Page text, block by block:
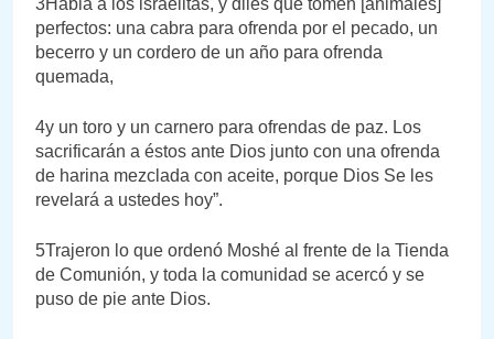
3Habla a los israelitas, y diles que tomen [animales]
perfectos: una cabra para ofrenda por el pecado, un
becerro y un cordero de un año para ofrenda
quemada,
4y un toro y un carnero para ofrendas de paz. Los
sacrificarán a éstos ante Dios junto con una ofrenda
de harina mezclada con aceite, porque Dios Se les
revelará a ustedes hoy”.
5Trajeron lo que ordenó Moshé al frente de la Tienda
de Comunión, y toda la comunidad se acercó y se
puso de pie ante Dios.